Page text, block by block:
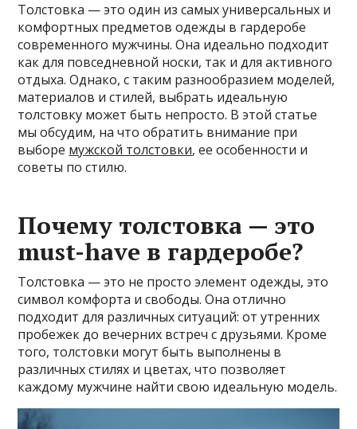
Толстовка — это один из самых универсальных и
комфортных предметов одежды в гардеробе
современного мужчины. Она идеально подходит
как для повседневной носки, так и для активного
отдыха. Однако, с таким разнообразием моделей,
материалов и стилей, выбрать идеальную
толстовку может быть непросто. В этой статье
мы обсудим, на что обратить внимание при
выборе мужской толстовки, ее особенности и
советы по стилю.
Почему толстовка — это
must-have в гардеробе?
Толстовка — это не просто элемент одежды, это
символ комфорта и свободы. Она отлично
подходит для различных ситуаций: от утренних
пробежек до вечерних встреч с друзьями. Кроме
того, толстовки могут быть выполнены в
различных стилях и цветах, что позволяет
каждому мужчине найти свою идеальную модель.